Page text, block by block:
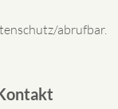
abrufbar.